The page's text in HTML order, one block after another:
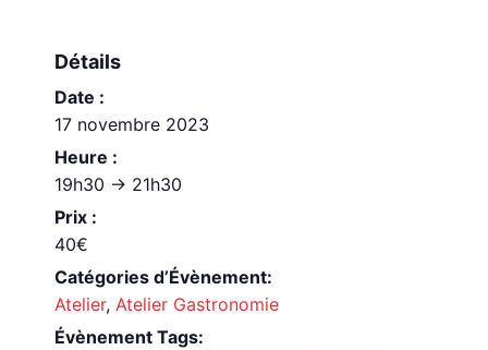
Détails
Date :
17 novembre 2023
Heure :
19h30 -> 21h30
Prix :
40€
Catégories d’Évènement:
Atelier, Atelier Gastronomie
Évènement Tags: